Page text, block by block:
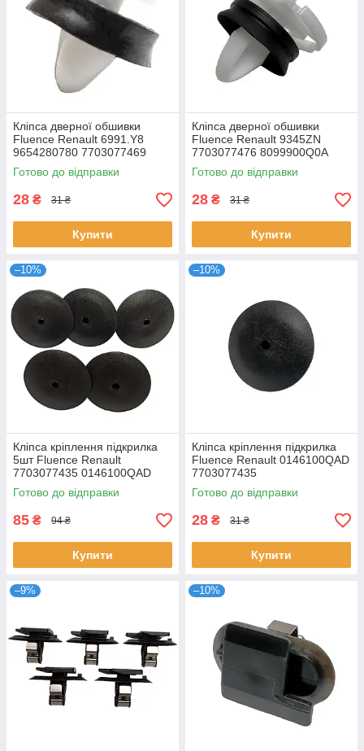
Кліпса дверної обшивки
Fluence Renault 6991.Y8
9654280780 7703077469
6991Y8
Готово до відправки
28 ₴ 31 ₴
Купити
Кліпса дверної обшивки
Fluence Renault 9345ZN
7703077476 8099900Q0A
Готово до відправки
28 ₴ 31 ₴
Купити
–10%
Кліпса кріплення підкрилка
5шт Fluence Renault
7703077435 0146100QAD
Готово до відправки
85 ₴ 94 ₴
Купити
–10%
Кліпса кріплення підкрилка
Fluence Renault 0146100QAD
7703077435
Готово до відправки
28 ₴ 31 ₴
Купити
–9% –10%